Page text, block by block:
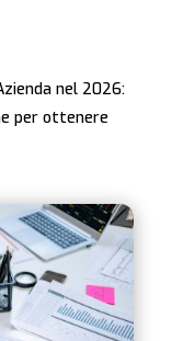
nel 2026:
per ottenere